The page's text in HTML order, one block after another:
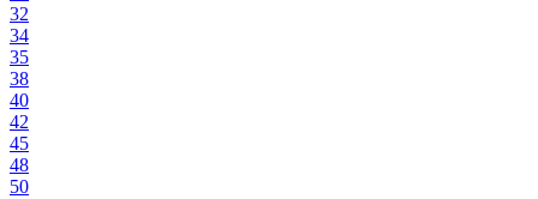
32
34
35
38
40
42
45
48
50